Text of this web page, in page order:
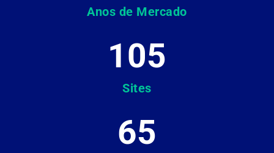
Anos de Mercado
Sites
105
65